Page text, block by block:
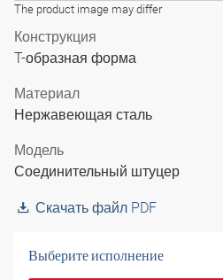
The product image may differ
Конструкция
T-образная форма
Материал
Нержавеющая сталь
Модель
Соединительный штуцер
Скачать файл PDF
Выберите исполнение